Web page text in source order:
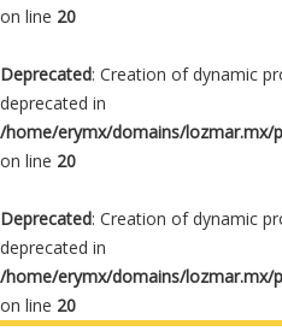
on line 20
Deprecated: Creation of dynamic
deprecated in
/home/erymx/domains/lozmar.mx/
on line 20
Deprecated: Creation of dynamic
deprecated in
/home/erymx/domains/lozmar.mx/
on line 20